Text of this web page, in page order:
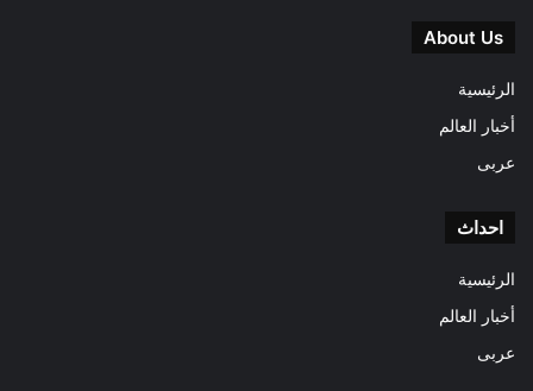
About Us
الرئيسية
أخبار العالم
عربى
احداث
الرئيسية
أخبار العالم
عربى